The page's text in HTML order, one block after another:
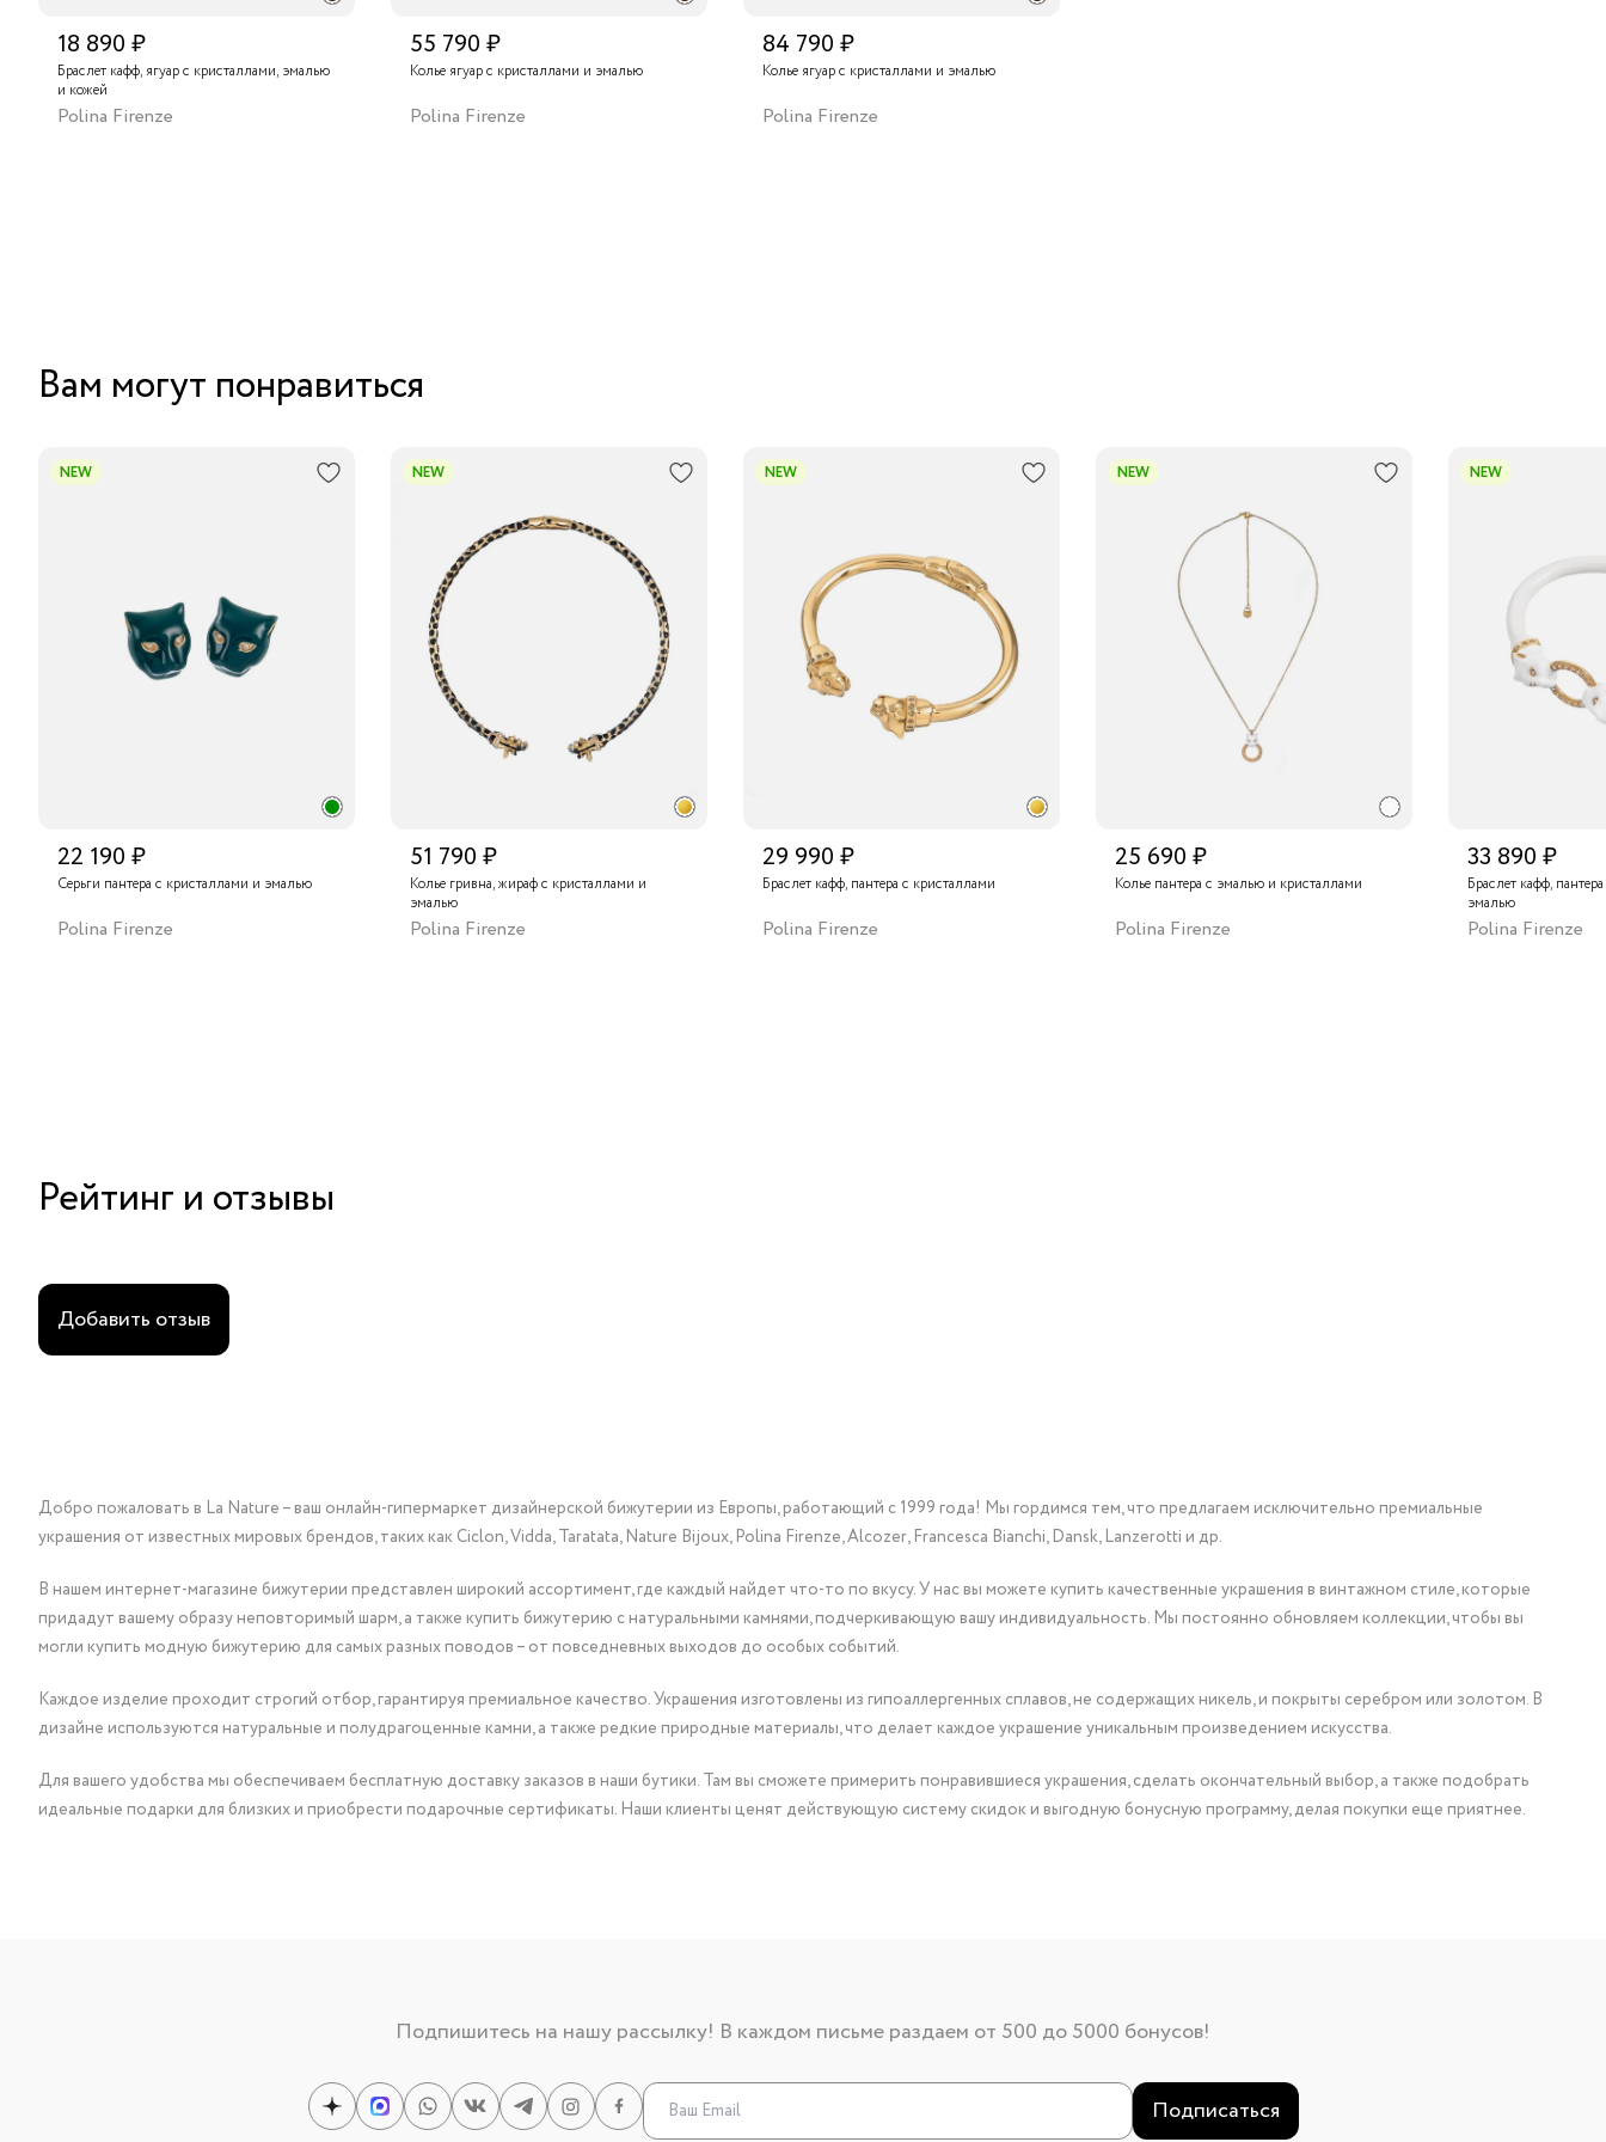
18 890 ₽
Браслет кафф, ягуар с кристаллами, эмалью
и кожей
Polina Firenze
55 790 ₽
Колье ягуар с кристаллами и эмалью
Polina Firenze
84 790 ₽
Колье ягуар с кристаллами и эмалью
Polina Firenze
Вам могут понравиться
NEW
22 190 ₽
Серьги пантера с кристаллами и эмалью
Polina Firenze
NEW
51 790 ₽
Колье гривна, жираф с кристаллами и
эмалью
Polina Firenze
NEW
29 990 ₽
Браслет кафф, пантера с кристаллами
Polina Firenze
NEW
25 690 ₽
Колье пантера с эмалью и кристаллами
Polina Firenze
NEW
33 890 ₽
Браслет кафф,
эмалью
Polina Firenze
Рейтинг и отзывы
Добавить отзыв
Добро пожаловать в La Nature – ваш онлайн-гипермаркет дизайнерской бижутерии из Европы, работающий с 1999 года! Мы гордимся тем, что предлагаем исключительно премиальные
украшения от известных мировых брендов, таких как Ciclon, Vidda, Taratata, Nature Bijoux, Polina Firenze, Alcozer, Francesca Bianchi, Dansk, Lanzerotti и др.
В нашем интернет-магазине бижутерии представлен широкий ассортимент, где каждый найдет что-то по вкусу. У нас вы можете купить качественные украшения в винтажном стиле, которые
придадут вашему образу неповторимый шарм, а также купить бижутерию с натуральными камнями, подчеркивающую вашу индивидуальность. Мы постоянно обновляем коллекции, чтобы вы
могли купить модную бижутерию для самых разных поводов – от повседневных выходов до особых событий.
Каждое изделие проходит строгий отбор, гарантируя премиальное качество. Украшения изготовлены из гипоаллергенных сплавов, не содержащих никель, и покрыты серебром или золотом. В
дизайне используются натуральные и полудрагоценные камни, а также редкие природные материалы, что делает каждое украшение уникальным произведением искусства.
Для вашего удобства мы обеспечиваем бесплатную доставку заказов в наши бутики. Там вы сможете примерить понравившиеся украшения, сделать окончательный выбор, а также подобрать
идеальные подарки для близких и приобрести подарочные сертификаты. Наши клиенты ценят действующую систему скидок и выгодную бонусную программу, делая покупки еще приятнее.
Подпишитесь на нашу рассылку! В каждом письме раздаем от 500 до 5000 бонусов!
Подписаться